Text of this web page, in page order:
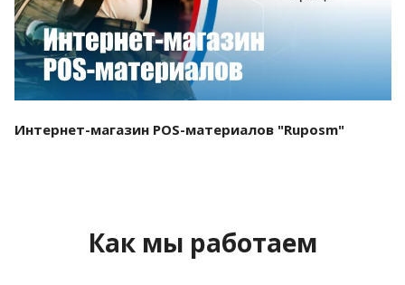
Интернет-магазин POS-материалов "Ruposm"
Как мы работаем